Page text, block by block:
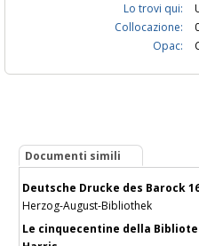
Lo trovi qui:
Collocazione:
Opac:
Documenti simili
Deutsche Drucke des Barock
Herzog-August-Bibliothek
Le cinquecentine della